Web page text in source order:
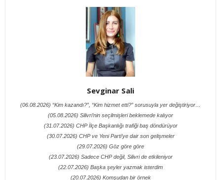
Sevginar Sali
(06.08.2026) “Kim kazandı?”, “Kim hizmet etti?” sorusuyla yer değiştiriyor…
(05.08.2026) Silivri’nin seçilmişleri beklemede kalıyor
(31.07.2026) CHP İlçe Başkanlığı trafiği baş döndürüyor
(30.07.2026) CHP ve Yeni Parti’ye dair son gelişmeler
(29.07.2026) Göz göre göre
(23.07.2026) Sadece CHP değil, Silivri de etkileniyor
(22.07.2026) Başka şeyler yazmak isterdim
(20.07.2026) Komşudan bir örnek